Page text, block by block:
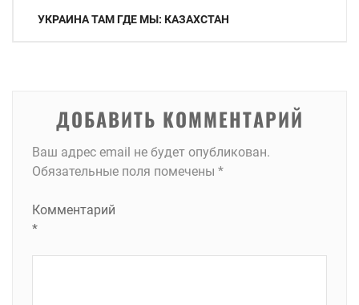
Навигация
УКРАИНА ТАМ ГДЕ МЫ: КАЗАХСТАН
ДОБАВИТЬ КОММЕНТАРИЙ
Ваш адрес email не будет опубликован.
Обязательные поля помечены *
Комментарий
*